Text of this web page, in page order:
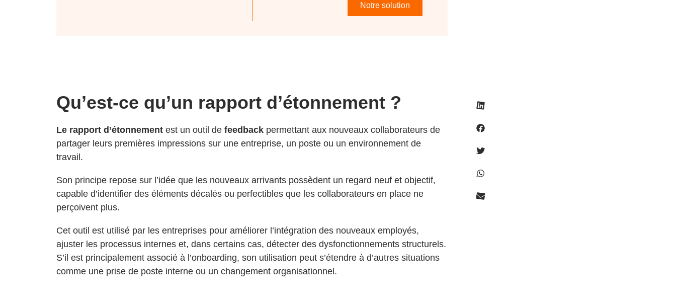
Notre solution
Qu’est-ce qu’un rapport d’étonnement ?
Le rapport d’étonnement est un outil de feedback permettant aux nouveaux collaborateurs de
partager leurs premières impressions sur une entreprise, un poste ou un environnement de
travail.
Son principe repose sur l’idée que les nouveaux arrivants possèdent un regard neuf et objectif,
capable d’identifier des éléments décalés ou perfectibles que les collaborateurs en place ne
perçoivent plus.
Cet outil est utilisé par les entreprises pour améliorer l’intégration des nouveaux employés,
ajuster les processus internes et, dans certains cas, détecter des dysfonctionnements structurels.
S’il est principalement associé à l’onboarding, son utilisation peut s’étendre à d’autres situations
comme une prise de poste interne ou un changement organisationnel.